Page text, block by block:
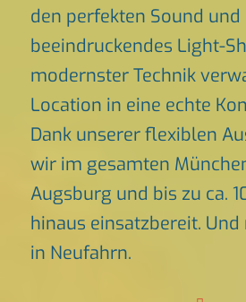
den perfekten Sound und
beeindruckendes Light-
modernster Technik
Location in eine echte
Dank unserer flexiblen
wir im gesamten
Augsburg und bis zu ca.
hinaus einsatzbereit.
in Neufahrn.